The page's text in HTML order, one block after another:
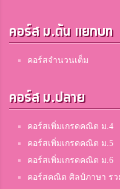
คอร์ส ม.ต้น แยกบท
คอร์สจำนวนเต็ม
คอร์ส ม.ปลาย
คอร์สเพิ่มเกรดคณิต ม.4
คอร์สเพิ่มเกรดคณิต ม.5
คอร์สเพิ่มเกรดคณิต ม.6
คอร์สคณิต ศิลป์ภาษา รว